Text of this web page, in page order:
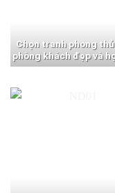
Chọn tranh phong
phòng khách đẹp và